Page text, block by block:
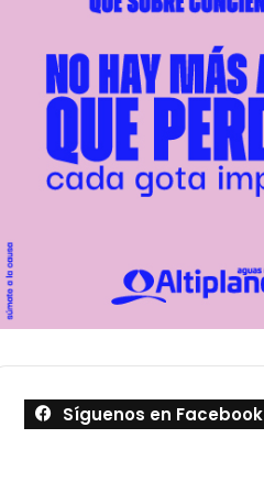
Síguenos en Facebook